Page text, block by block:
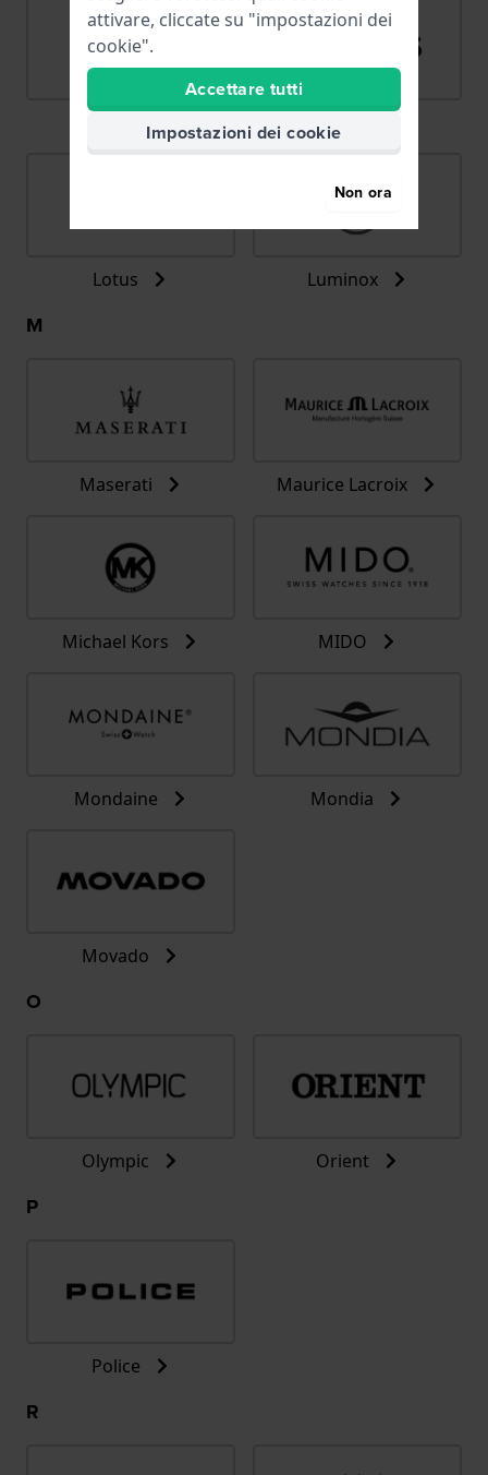
Lorus
Lotus Luminox
M
Maserati Maurice Lacroix
Michael Kors MIDO
Mondaine Mondia
Movado
O
Olympic Orient
P
Police
R
attivare, cliccate su "impostazioni dei
cookie".
Accettare tutti
Impostazioni dei cookie
Non ora